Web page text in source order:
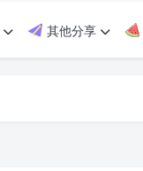
其他分享